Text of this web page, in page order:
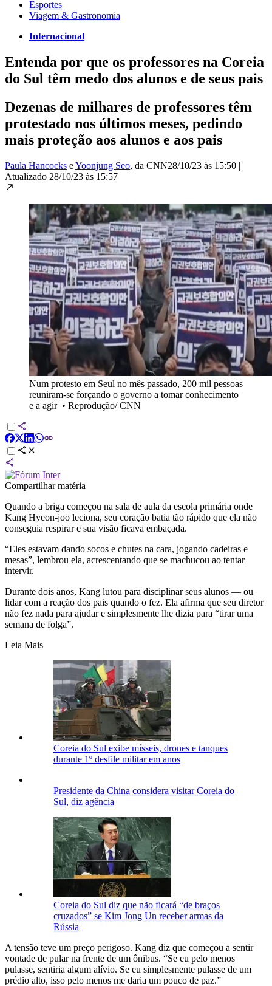
Esportes
Viagem & Gastronomia
Internacional
Entenda por que os professores na Coreia
do Sul têm medo dos alunos e de seus pais
Dezenas de milhares de professores têm
protestado nos últimos meses, pedindo
mais proteção aos alunos e aos pais
Paula Hancocks eYoonjung Seo, da CNN28/10/23 às 15:50 |
Atualizado 28/10/23 às 15:57
Num protesto em Seul no mês passado, 200 mil pessoas
reuniram-se forçando o governo a tomar conhecimento
e a agir• Reprodução/ CNN
Compartilhar matéria
Quando a briga começou na sala de aula da escola primária onde
Kang Hyeon-joo leciona, seu coração batia tão rápido que ela não
conseguia respirar e sua visão ficava embaçada.
“Eles estavam dando socos e chutes na cara, jogando cadeiras e
mesas”, lembrou ela, acrescentando que se machucou ao tentar
intervir.
Durante dois anos, Kang lutou para disciplinar seus alunos — ou
lidar com a reação dos pais quando o fez. Ela afirma que seu diretor
não fez nada para ajudar e simplesmente lhe dizia para “tirar uma
semana de folga”.
Leia Mais
Coreia do Sul exibe mísseis, drones e tanques
durante 1º desfile militar em anos
Presidente da China considera visitar Coreia do
Sul, diz agência
Coreia do Sul diz que não ficará “de braços
cruzados” se Kim Jong Un receber armas da
Rússia
A tensão teve um preço perigoso. Kang diz que começou a sentir
vontade de pular na frente de um ônibus. “Se eu pelo menos
pulasse, sentiria algum alívio. Se eu simplesmente pulasse de um
prédio alto, isso pelo menos me daria um pouco de paz.”